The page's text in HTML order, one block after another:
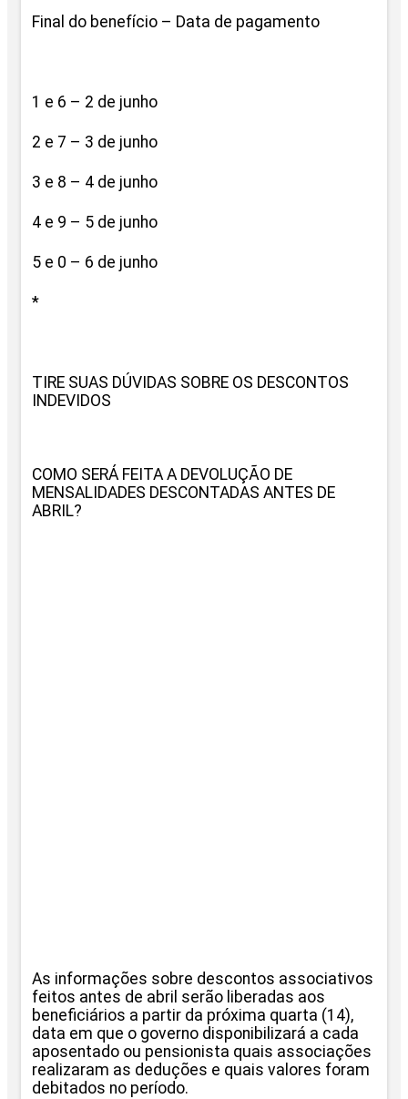
Final do benefício – Data de pagamento
1 e 6 – 2 de junho
2 e 7 – 3 de junho
3 e 8 – 4 de junho
4 e 9 – 5 de junho
5 e 0 – 6 de junho
*
TIRE SUAS DÚVIDAS SOBRE OS DESCONTOS
INDEVIDOS
COMO SERÁ FEITA A DEVOLUÇÃO DE
MENSALIDADES DESCONTADAS ANTES DE
ABRIL?
As informações sobre descontos associativos
feitos antes de abril serão liberadas aos
beneficiários a partir da próxima quarta (14),
data em que o governo disponibilizará a cada
aposentado ou pensionista quais associações
realizaram as deduções e quais valores foram
debitados no período.